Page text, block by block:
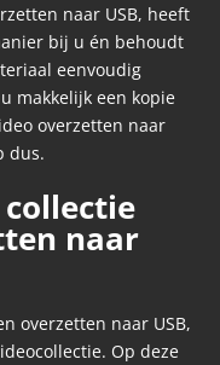
naar USB, heeft
bij u én behoudt
eenvoudig
makkelijk een kopie
overzetten naar
dus.
naar
overzetten naar USB,
Op deze